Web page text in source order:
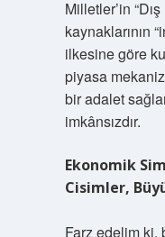
Milletler’in
kaynaklarının
ilkesine göre
piyasa
bir adalet
imkânsızdır.
Ekonomik
Cisimler,
Farz edelim ki,